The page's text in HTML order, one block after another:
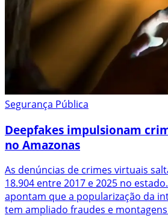
Segurança Pública
Deepfakes impulsionam
no Amazonas
As denúncias de crimes virtuais
18.904 entre 2017 e 2025 no
apontam que a popularização da
tem ampliado fraudes e